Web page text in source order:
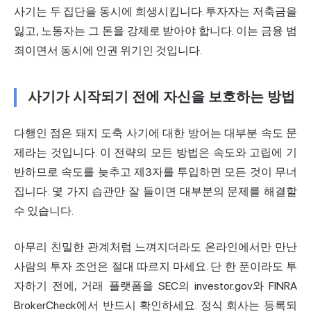
사기는 두 집단을 동시에 희생시킵니다. 투자자는 저축금을
잃고, 노동자는 그 돈을 강제로 받아야 합니다. 이는 금융 범
죄이면서 동시에 인권 위기인 것입니다.
사기가 시작되기 전에 자신을 보호하는 방법
다행인 점은 돼지 도축 사기에 대한 방어는 대부분 속도 문
제라는 것입니다. 이 전략의 모든 방법은 속도와 고립에 기
반하므로 속도를 늦추고 제3자를 투입하면 모든 것이 무너
집니다. 몇 가지 습관만 잘 들이면 대부분의 문제를 해결할
수 있습니다.
아무리 친밀한 관계처럼 느껴지더라도 온라인에서만 만난
사람의 투자 조언은 절대 따르지 마세요. 단 한 푼이라도 투
자하기 전에, 거래 플랫폼을 SEC의 investor.gov와 FINRA
BrokerCheck에서 반드시 확인하세요. 정식 회사는 등록되